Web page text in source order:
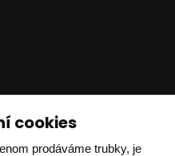
cookies
prodáváme trubky, je